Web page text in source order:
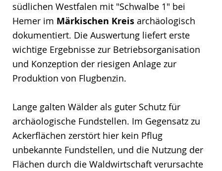
südlichen Westfalen mit "Schwalbe 1" bei
Hemer im Märkischen Kreis archäologisch
dokumentiert. Die Auswertung liefert erste
wichtige Ergebnisse zur Betriebsorganisation
und Konzeption der riesigen Anlage zur
Produktion von Flugbenzin.
Lange galten Wälder als guter Schutz für
archäologische Fundstellen. Im Gegensatz zu
Ackerflächen zerstört hier kein Pflug
unbekannte Fundstellen, und die Nutzung der
Flächen durch die Waldwirtschaft verursachte